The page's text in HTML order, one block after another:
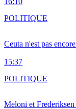
Ceuta n'est pas
15:37
POLITIQUE
Meloni et
POLITIQUE